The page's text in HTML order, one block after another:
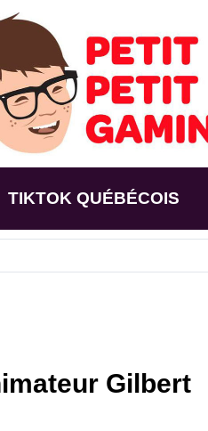
TIKTOK QUÉBÉCOIS
Gilbert